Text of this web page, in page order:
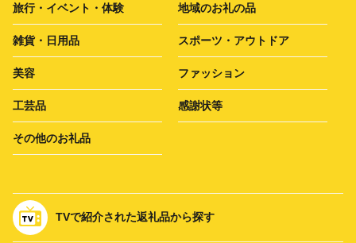
旅行・イベント・体験 地域のお礼の品
雑貨・日用品 スポーツ・アウトドア
美容 ファッション
工芸品 感謝状等
その他のお礼品
TVで紹介された返礼品から探す